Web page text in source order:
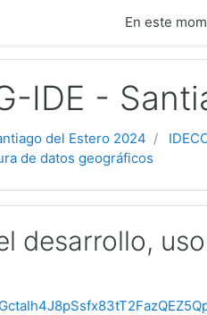
En este
IDE -
del Estero 2024
de datos geográficos
desarrollo,